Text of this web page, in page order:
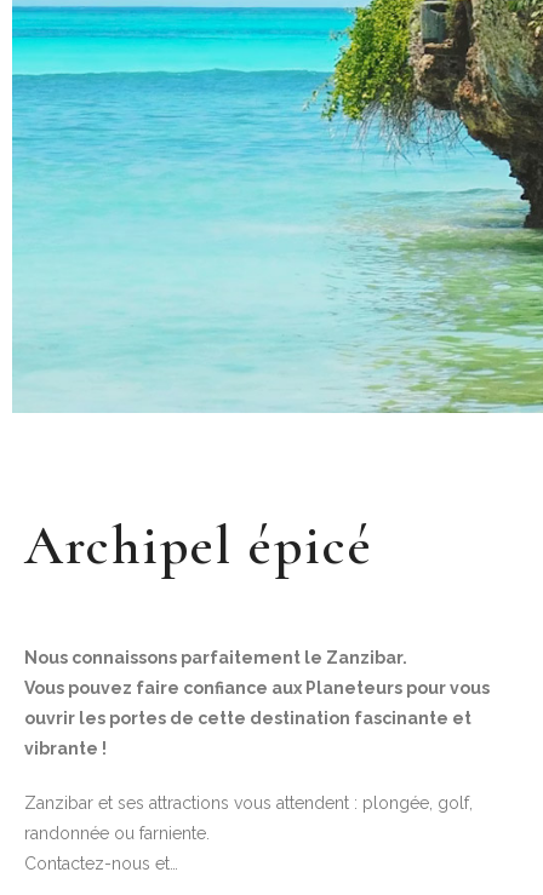
Archipel épicé
Nous connaissons parfaitement le Zanzibar.
Vous pouvez faire confiance aux Planeteurs pour vous
ouvrir les portes de cette destination fascinante et
vibrante !
Zanzibar et ses attractions vous attendent : plongée, golf,
randonnée ou farniente.
Contactez-nous et…